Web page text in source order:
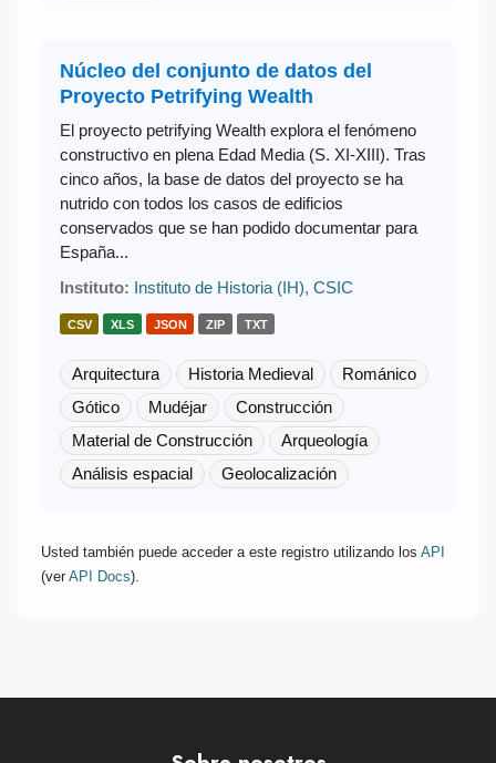
Núcleo del conjunto de datos del
Proyecto Petrifying Wealth
El proyecto petrifying Wealth explora el fenómeno
constructivo en plena Edad Media (S. XI-XIII). Tras
cinco años, la base de datos del proyecto se ha
nutrido con todos los casos de edificios
conservados que se han podido documentar para
España...
Instituto: Instituto de Historia (IH), CSIC
CSV XLS JSON ZIP TXT
Arquitectura Historia Medieval
Románico
Gótico
Mudéjar
Construcción
Material de Construcción
Arqueología
Análisis espacial
Geolocalización
Usted también puede acceder a este registro utilizando los API
(ver API Docs).